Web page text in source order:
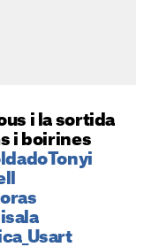
i la sortida
i boirines